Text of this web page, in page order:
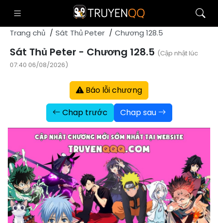
Trang chủ Sát Thủ Peter Chương 128.5
Sát Thủ Peter - Chương 128.5 (Cập nhật lúc
07:40 06/08/2026)
Báo lỗi chương
Chap trước
Chap sau